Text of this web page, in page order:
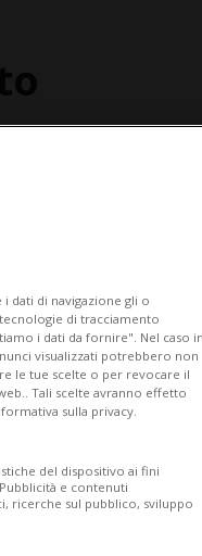
VALLESE
dati di navigazione gli o
di tracciamento
i dati da fornire". Nel caso in
visualizzati potrebbero non
le tue scelte o per revocare il
Tali scelte avranno effetto
sulla privacy.
del dispositivo ai fini
e contenuti
ricerche sul pubblico, sviluppo